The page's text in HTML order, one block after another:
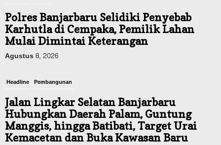
Polres Banjarbaru Selidiki Penyebab
Karhutla di Cempaka, Pemilik Lahan
Mulai Dimintai Keterangan
Agustus 8, 2026
Headline Pembangunan
Jalan Lingkar Selatan Banjarbaru
Hubungkan Daerah Palam, Guntung
Manggis, hingga Batibati, Target Urai
Kemacetan dan Buka Kawasan Baru